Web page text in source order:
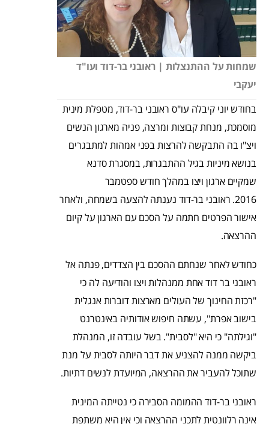
שמחות על ההתנצלות | ראובני בר-דוד ועו"ד
יעקבי
בחודש יוני קיבלה עו"ס ראובני בר-דוד, מטפלת מינית
מוסמכת, מנחת קבוצות ומרצה, פניה מארגון הנשים
ויצ"ו בה התבקשה להרצות בפני אמהות למתבגרים
בנושא מיניות בגיל ההתבגרות, במסגרת סדנא
שמקיים ארגון ויצו במהלך חודש ספטמבר
2016. ראובני בר-דוד נענתה להצעה בשמחה, ולאחר
אישור הפרטים חתמה על הסכם עם הארגון על קיום
ההרצאה.
כחודש לאחר שנחתם ההסכם בין הצדדים, פנתה אל
ראובני בר דוד אחת ממנהלות ויצו והודיעה לה כי
"רכזת החינוך של העולים מארצות דוברות אנגלית
בישוב אפרת", עשתה חיפוש אודותיה באינטרנט
"וגילתה" כי היא "לסבית". בשל עובדה זו, המנהלת
ביקשה ממנה להצניע את דבר היותה לסבית על מנת
שתוכל להעביר את ההרצאה, המיועדת לנשים דתיות.
ראובני בר-דוד ההמומה הסבירה כי נטייתה המינית
אינה רלוונטית לתכני ההרצאה וכי אין היא משתפת